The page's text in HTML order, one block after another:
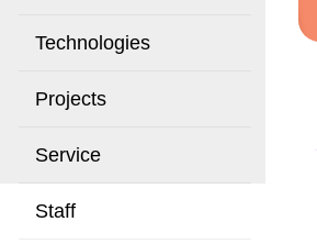
Technologies
Projects
Service
Staff